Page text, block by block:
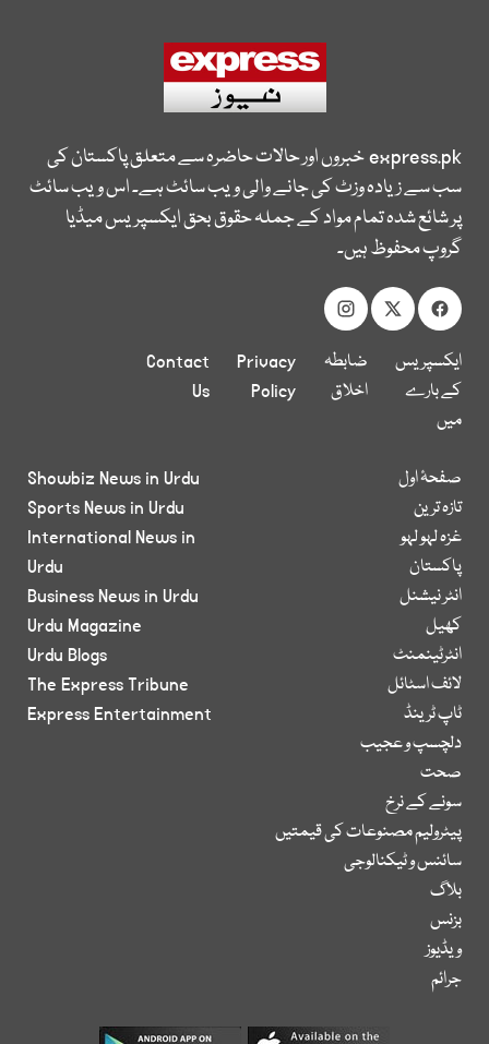
express.pkخبروں اور حالات حاضرہ سے متعلق پاکستان کی
سب سے زیادہ وزٹ کی جانے والی ویب سائٹ ہے۔ اس ویب سائٹ
پر شائع شدہ تمام مواد کے جملہ حقوق بحق ایکسپریس میڈیا
گروپ محفوظ ہیں۔
ایکسپریس
کے بارے
میں
ضابطہ
اخلاق
Privacy
Policy
Contact
Us
صفحۂ اول
تازہ ترین
غزہ لہو لہو
پاکستان
انٹر نیشنل
کھیل
انٹرٹینمنٹ
لائف اسٹائل
ٹاپ ٹرینڈ
دلچسپ و عجیب
صحت
سونے کے نرخ
پیٹرولیم مصنوعات کی قیمتیں
سائنس و ٹیکنالوجی
بلاگ
بزنس
ویڈیوز
جرائم
Showbiz News in Urdu
Sports News in Urdu
International News in
Urdu
Business News in Urdu
Urdu Magazine
Urdu Blogs
The Express Tribune
Express Entertainment